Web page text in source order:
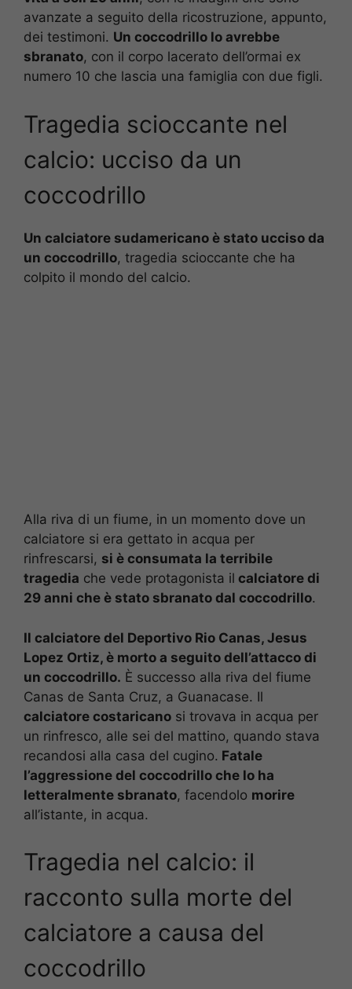
avanzate a seguito della ricostruzione, appunto,
dei testimoni. Un coccodrillo lo avrebbe
sbranato, con il corpo lacerato dell’ormai ex
numero 10 che lascia una famiglia con due figli.
Tragedia scioccante nel
calcio: ucciso da un
coccodrillo
Un calciatore sudamericano è stato ucciso da
un coccodrillo, tragedia scioccante che ha
colpito il mondo del calcio.
Alla riva di un fiume, in un momento dove un
calciatore si era gettato in acqua per
rinfrescarsi, si è consumata la terribile
tragedia che vede protagonista il calciatore di
29 anni che è stato sbranato dal coccodrillo.
Il calciatore del Deportivo Rio Canas, Jesus
Lopez Ortiz, è morto a seguito dell’attacco di
un coccodrillo. È successo alla riva del fiume
Canas de Santa Cruz, a Guanacase. Il
calciatore costaricano si trovava in acqua per
un rinfresco, alle sei del mattino, quando stava
recandosi alla casa del cugino. Fatale
l’aggressione del coccodrillo che lo ha
letteralmente sbranato, facendolo morire
all’istante, in acqua.
Tragedia nel calcio: il
racconto sulla morte del
calciatore a causa del
coccodrillo